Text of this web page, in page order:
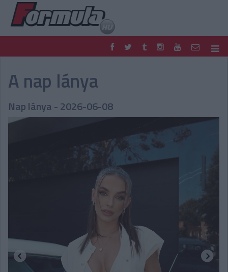
FORMULA
NEMZETKÖZI
RETRO
PODCAST
SHOP
TIPPJÁTÉK
PONTÁLLÁSOK
A nap lánya
Nap lánya - 2026-06-08